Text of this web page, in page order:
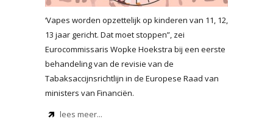
‘Vapes worden opzettelijk op kinderen van 11, 12,
13 jaar gericht. Dat moet stoppen”, zei
Eurocommissaris Wopke Hoekstra bij een eerste
behandeling van de revisie van de
Tabaksaccijnsrichtlijn in de Europese Raad van
ministers van Financiën.
lees meer...